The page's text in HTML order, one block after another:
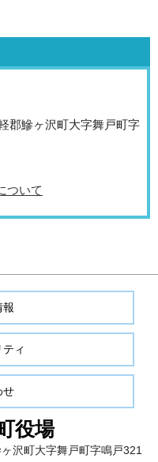
郡鰺ヶ沢町大字舞戸町字
ついて
報
ィ
せ
役場
沢町大字舞戸町字鳴戸321